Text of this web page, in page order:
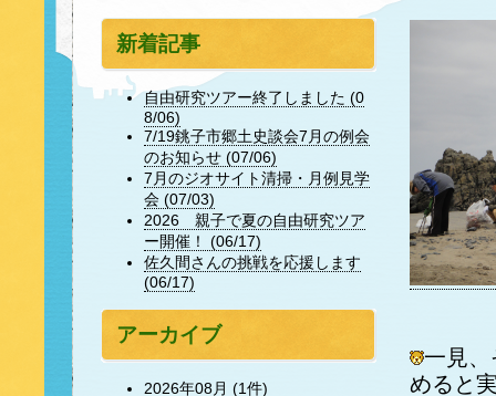
一見
めると
新着記事
自由研究ツアー終了しました (0
8/06)
7/19銚子市郷土史談会7月の例会
のお知らせ (07/06)
7月のジオサイト清掃・月例見学
会 (07/03)
2026 親子で夏の自由研究ツア
ー開催！ (06/17)
佐久間さんの挑戦を応援します
(06/17)
アーカイブ
2026年08月 (1件)